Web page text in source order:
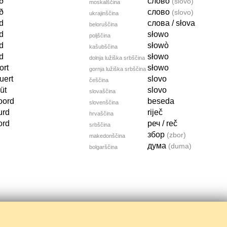
moskalščina
ukrajinščina слово (slovo)
beloruščina слова / słova
poljščina słowo
kašubščina słowò
dolnja lužiška srbščina słowo
gornja lužiška srbščina słowo
češčina slovo
slovaščina slovo
slovenščina beseda
hrvaščina riječ
srbščina реч / reč
makedonščina збор (zbor)
bolgarščina дума (duma)